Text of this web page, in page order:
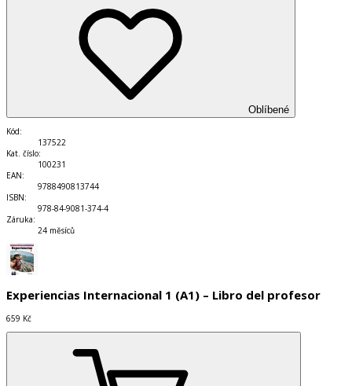
Oblíbené
Kód:
137522
Kat. číslo:
100231
EAN:
9788490813744
ISBN:
978-84-9081-374-4
Záruka:
24 měsíců
Experiencias Internacional 1 (A1) – Libro del profesor
659 Kč